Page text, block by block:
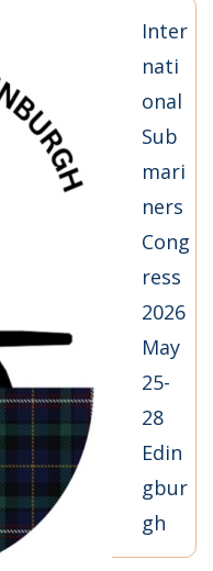
Inter
nati
onal
Sub
mari
ners
Cong
ress
2026
May
25-
28
Edin
gbur
gh